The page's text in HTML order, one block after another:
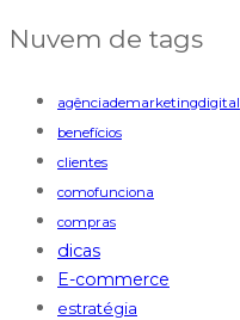
Nuvem de tags
agênciademarketingdigital
benefícios
clientes
comofunciona
compras
dicas
E-commerce
estratégia